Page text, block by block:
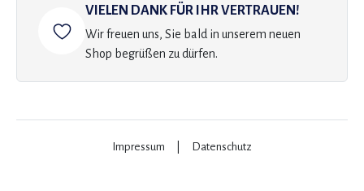
VIELEN DANK FÜR IHR VERTRAUEN!
Wir freuen uns, Sie bald in unserem neuen
Shop begrüßen zu dürfen.
Impressum Datenschutz